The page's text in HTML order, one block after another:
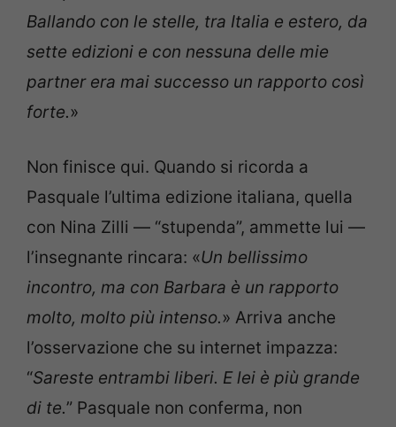
Ballando con le stelle, tra Italia e estero, da
sette edizioni e con nessuna delle mie
partner era mai successo un rapporto così
forte.»
Non finisce qui. Quando si ricorda a
Pasquale l’ultima edizione italiana, quella
con Nina Zilli — “stupenda”, ammette lui —
l’insegnante rincara: «Un bellissimo
incontro, ma con Barbara è un rapporto
molto, molto più intenso.» Arriva anche
l’osservazione che su internet impazza:
“Sareste entrambi liberi. E lei è più grande
di te.” Pasquale non conferma, non